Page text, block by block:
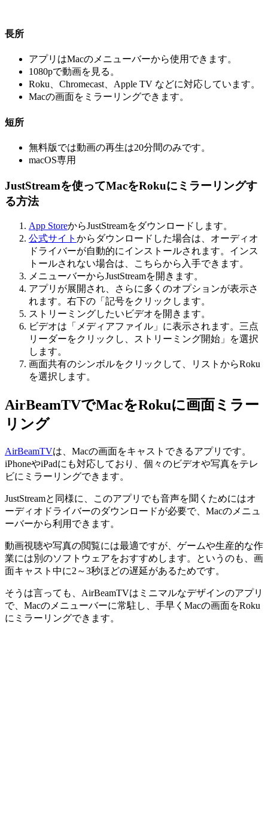
長所
アプリはMacのメニューバーから使用できます。
1080pで動画を見る。
Roku、Chromecast、Apple TV などに対応しています。
Macの画面をミラーリングできます。
短所
無料版では動画の再生は20分間のみです。
macOS専用
JustStreamを使ってMacをRokuにミラーリングす
る方法
App StoreからJustStreamをダウンロードします。
公式サイト からダウンロードした場合は、オーディオ
ドライバーが自動的にインストールされます。インス
トールされない場合は、こちらから入手できます。
メニューバーからJustStreamを開きます。
アプリが展開され、さらに多くのオプションが表示さ
れます。右下の「記号をクリックします。
ストリーミングしたいビデオを開きます。
ビデオは「メディアファイル」に表示されます。三点
リーダーをクリックし、ストリーミング開始」を選択
します。
画面共有のシンボルをクリックして、リストからRoku
を選択します。
AirBeamTVでMacをRokuに画面ミラー
リング
AirBeamTVは、Macの画面をキャストできるアプリです。
iPhoneやiPadにも対応しており、個々のビデオや写真をテレ
ビにミラーリングできます。
JustStreamと同様に、このアプリでも音声を聞くためにはオ
ーディオドライバーのダウンロードが必要で、Macのメニュ
ーバーから利用できます。
動画視聴や写真の閲覧には最適ですが、ゲームや生産的な作
業には別のソフトウェアをおすすめします。というのも、画
面キャスト中に2～3秒ほどの遅延があるためです。
そうは言っても、AirBeamTVはミニマルなデザインのアプリ
で、Macのメニューバーに常駐し、手早くMacの画面をRoku
にミラーリングできます。